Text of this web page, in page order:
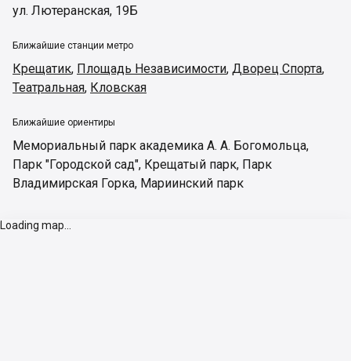
ул. Лютеранская, 19Б
Ближайшие станции метро
Крещатик, Площадь Независимости, Дворец Спорта,
Театральная, Кловская
Ближайшие ориентиры
Мемориальный парк академика А. А. Богомольца,
Парк "Городской сад", Крещатый парк, Парк
Владимирская Горка, Мариинский парк
Loading map...